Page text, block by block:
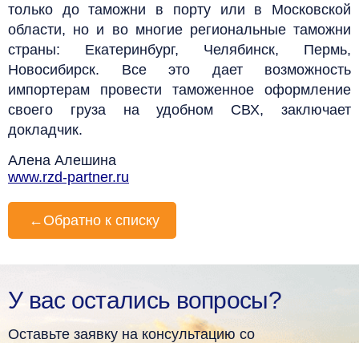
только до таможни в порту или в Московской
области, но и во многие региональные таможни
страны: Екатеринбург, Челябинск, Пермь,
Новосибирск. Все это дает возможность
импортерам провести таможенное оформление
своего груза на удобном СВХ, заключает
докладчик.
Алена Алешина
www.rzd-partner.ru
← Обратно к списку
У вас остались вопросы?
Оставьте заявку на консультацию со